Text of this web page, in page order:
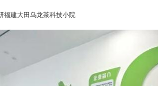
福建大田乌龙茶科技小院